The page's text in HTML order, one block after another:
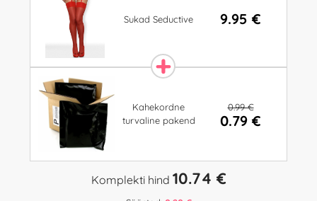
Sukad Seductive 9.95 €
Kahekordne
turvaline pakend
0.99 €
0.79 €
Komplekti hind 10.74 €